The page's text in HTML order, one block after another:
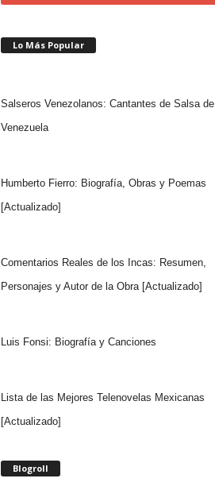
Lo Más Popular
Salseros Venezolanos: Cantantes de Salsa de
Venezuela
Humberto Fierro: Biografía, Obras y Poemas
[Actualizado]
Comentarios Reales de los Incas: Resumen,
Personajes y Autor de la Obra [Actualizado]
Luis Fonsi: Biografía y Canciones
Lista de las Mejores Telenovelas Mexicanas
[Actualizado]
Blogroll